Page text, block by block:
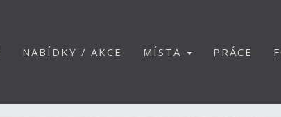
NABÍDKY / AKCE MÍSTA PRÁCE